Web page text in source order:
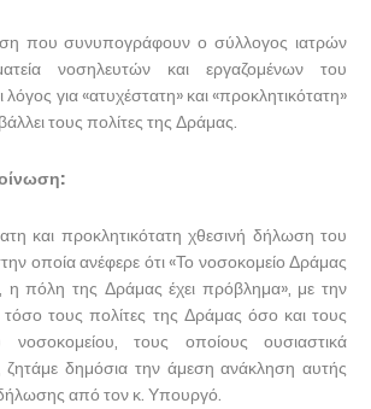
που συνυπογράφουν ο σύλλογος ιατρών
νοσηλευτών και εργαζομένων του
λόγος για «ατυχέστατη» και «προκλητικότατη»
τους πολίτες της Δράμας.
και προκλητικότατη χθεσινή δήλωση του
οποία ανέφερε ότι «Το νοσοκομείο Δράμας
η πόλη της Δράμας έχει πρόβλημα», με την
τους πολίτες της Δράμας όσο και τους
νοσοκομείου, τους οποίους ουσιαστικά
ζητάμε δημόσια την άμεση ανάκληση αυτής
από τον κ. Υπουργό.